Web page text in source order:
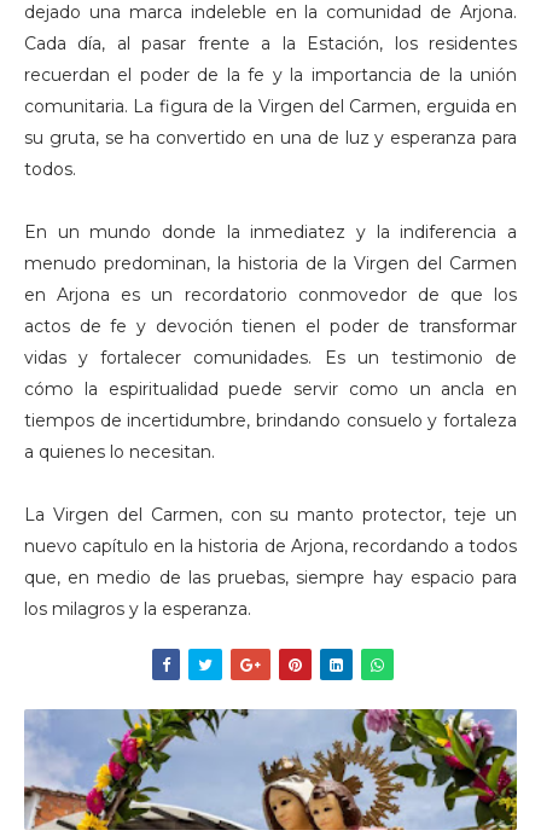
dejado una marca indeleble en la comunidad de Arjona.
Cada día, al pasar frente a la Estación, los residentes
recuerdan el poder de la fe y la importancia de la unión
comunitaria. La figura de la Virgen del Carmen, erguida en
su gruta, se ha convertido en una de luz y esperanza para
todos.
En un mundo donde la inmediatez y la indiferencia a
menudo predominan, la historia de la Virgen del Carmen
en Arjona es un recordatorio conmovedor de que los
actos de fe y devoción tienen el poder de transformar
vidas y fortalecer comunidades. Es un testimonio de
cómo la espiritualidad puede servir como un ancla en
tiempos de incertidumbre, brindando consuelo y fortaleza
a quienes lo necesitan.
La Virgen del Carmen, con su manto protector, teje un
nuevo capítulo en la historia de Arjona, recordando a todos
que, en medio de las pruebas, siempre hay espacio para
los milagros y la esperanza.